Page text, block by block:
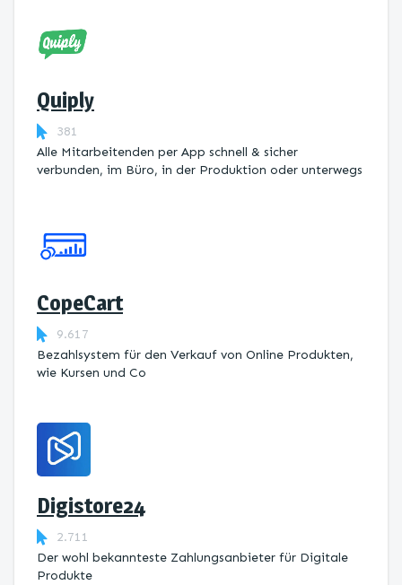
Quiply
381
Alle Mitarbeitenden per App schnell & sicher
verbunden, im Büro, in der Produktion oder unterwegs
CopeCart
9.617
Bezahlsystem für den Verkauf von Online Produkten,
wie Kursen und Co
Digistore24
2.711
Der wohl bekannteste Zahlungsanbieter für Digitale
Produkte